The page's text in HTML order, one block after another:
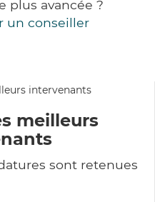
plus avancée ?
un conseiller
meilleurs
sont retenues